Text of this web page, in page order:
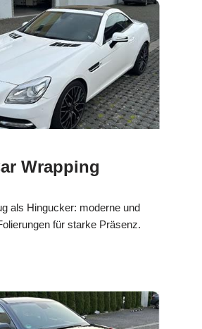
Wrapping
als Hingucker: moderne und
für starke Präsenz.